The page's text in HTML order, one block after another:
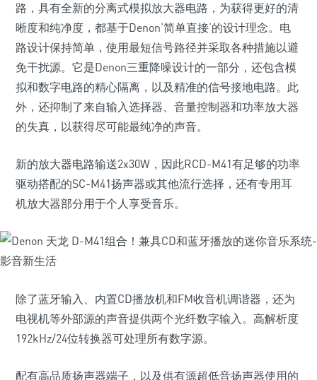
路，具有全新的分离式模拟放大器电路，为获得更好的清
晰度和纯净度，都基于Denon‘简单直接’的设计理念。电
路设计保持简单，使用最短信号路径并采取各种措施以避
免干扰源。它是Denon三重降噪设计的一部分，还包含模
拟和数字电路的精心隔离，以及精准的信号接地电路。此
外，还抑制了来自输入选择器、音量控制器和功率放大器
的失真，以获得尽可能最纯净的声音。
新的放大器电路输送2x30W，因此RCD-M41有足够的功率
驱动搭配的SC-M41扬声器或其他流行选择，还有专用耳
机放大器部分用于个人享受音乐。
除了蓝牙输入、内置CD播放机和FM收音机调谐器，还为
电视机等外部源的声音提供两个光纤数字输入。高解析度
192kHz/24位转换器可处理所有数字源。
配有高品质扬声器端子，以及供有源超低音扬声器使用的